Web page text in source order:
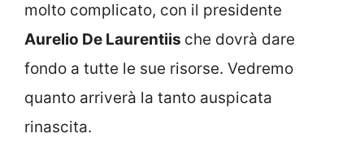
molto complicato, con il presidente
Aurelio De Laurentiis che dovrà dare
fondo a tutte le sue risorse. Vedremo
quanto arriverà la tanto auspicata
rinascita.